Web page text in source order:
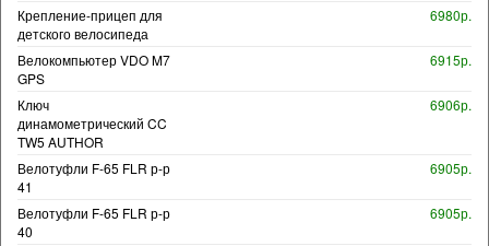
Крепление-прицеп для
детского велосипеда
6980р.
Велокомпьютер VDO M7
GPS
6915р.
Ключ
динамометрический CC
TW5 AUTHOR
6906р.
Велотуфли F-65 FLR р-р
41
6905р.
Велотуфли F-65 FLR р-р
40
6905р.